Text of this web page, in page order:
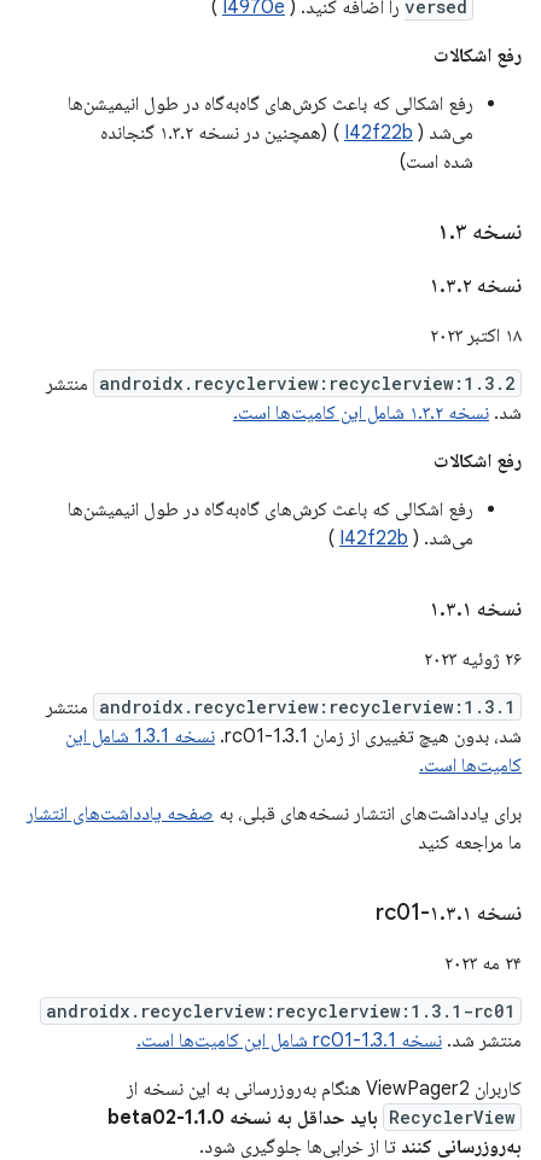
versed را اضافه کنید. ( I4970e
)
رفع اشکالات
رفع اشکالی که باعث کرش‌های گاه‌به‌گاه در طول انیمیشن‌ها
می‌شد ( I42f22b
) (همچنین در نسخه ۱.۳.۲ گنجانده
شده است)
نسخه ۱ .۳
نسخه ۱ .۳.۲
۱۸ اکتبر ۲۰۲۳
androidx.recyclerview:recyclerview:1.3.2 منتشر
شد. نسخه ۱.۳.۲ شامل این کامیت‌ها است.
رفع اشکالات
رفع اشکالی که باعث کرش‌های گاه‌به‌گاه در طول انیمیشن‌ها
می‌شد. ( I42f22b
)
نسخه ۱ .۳.۱
۲۶ ژوئیه ۲۰۲۳
androidx.recyclerview:recyclerview:1.3.1 منتشر
شد، بدون هیچ تغییری از زمان 1.3.1-rc01.
نسخه 1.3.1 شامل این
کامیت‌ها است.
برای یادداشت‌های انتشار نسخه‌های قبلی، به صفحه یادداشت‌های انتشار
ما مراجعه کنید
نسخه ۱ .۳.۱-rc01
۲۴ مه ۲۰۲۳
androidx.recyclerview:recyclerview:1.3.1-rc01
منتشر شد. نسخه 1.3.1-rc01 شامل این کامیت‌ها است.
کاربران ViewPager2 هنگام به‌روزرسانی به این نسخه از
RecyclerView
باید حداقل به نسخه 1.1.0-beta02
به‌روزرسانی کنند تا از خرابی‌ها جلوگیری شود.